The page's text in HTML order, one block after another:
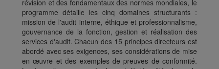
révision et des fondamentaux des normes mondiales, le
programme détaille les cinq domaines structurants :
mission de l'audit interne, éthique et professionnalisme,
gouvernance de la fonction, gestion et réalisation des
services d'audit. Chacun des 15 principes directeurs est
abordé avec ses exigences, ses considérations de mise
en œuvre et des exemples de preuves de conformité.